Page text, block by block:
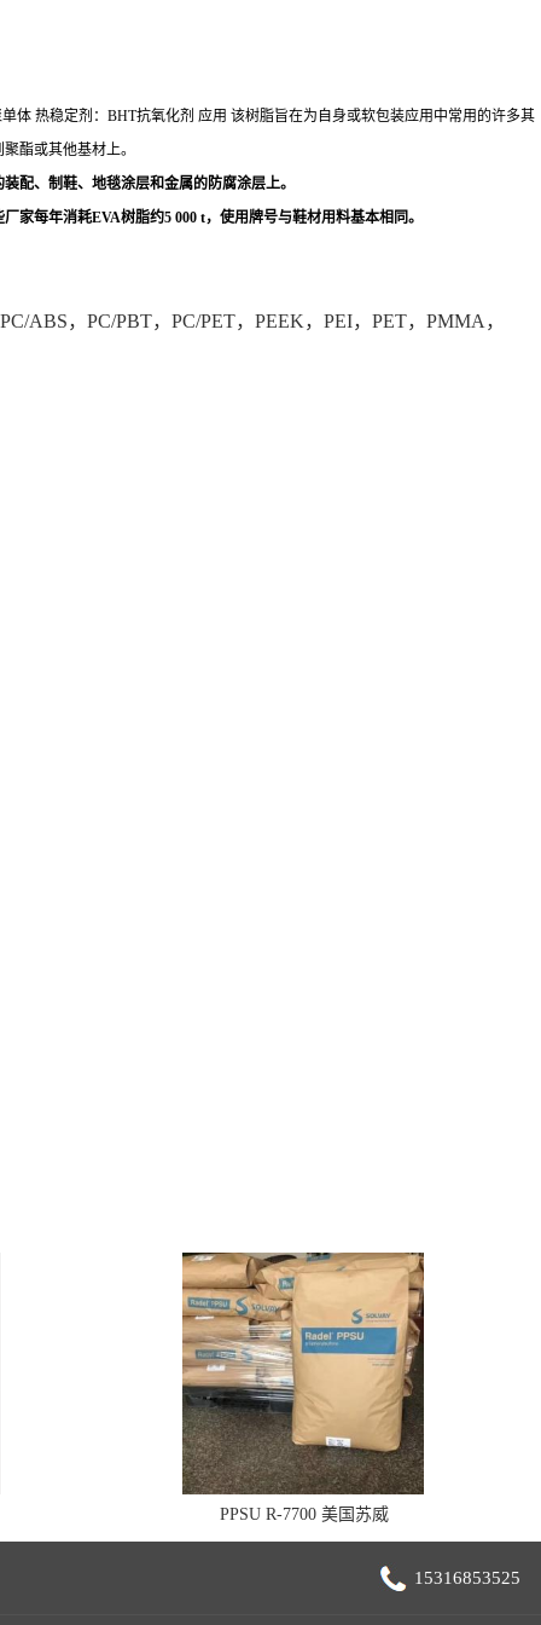
体 热稳定剂：BHT抗氧化剂 应用 该树脂旨在为自身或软包装应用中常用的许多其
酯或其他基材上。
配、制鞋、地毯涂层和金属的防腐涂层上。
每年消耗EVA树脂约5 000 t，使用牌号与鞋材用料基本相同。
ABS，PC/PBT，PC/PET，PEEK，PEI，PET，PMMA，
PPSU R-7700 美国苏威
15316853525